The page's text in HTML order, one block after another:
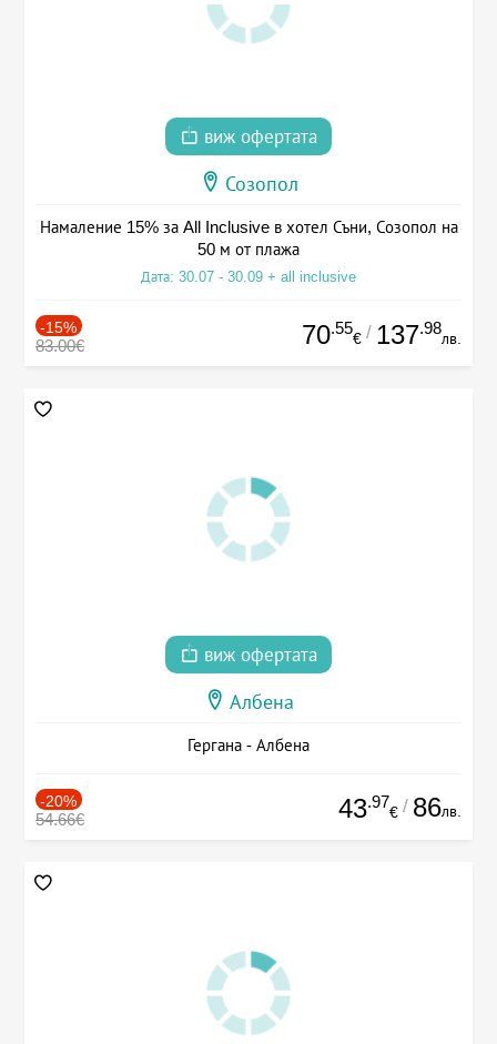
виж офертата
Созопол
Намаление 15% за All Inclusive в хотел Съни, Созопол на
50 м от плажа
Дата: 30.07 - 30.09 + all inclusive
-15%
83.00€ 70.55
€ / 137.98
лв.
виж офертата
Албена
Гергана - Албена
-20%
54.66€ 43.97
€ / 86лв.